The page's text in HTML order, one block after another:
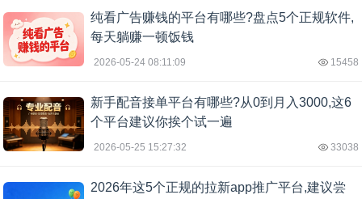
纯看广告赚钱的平台有哪些?盘点5个正规软件,
每天躺赚一顿饭钱
2026-05-24 08:11:09 15458
新手配音接单平台有哪些?从0到月入3000,这6
个平台建议你挨个试一遍
2026-05-25 15:27:32 33038
2026年这5个正规的拉新app推广平台,建议尝